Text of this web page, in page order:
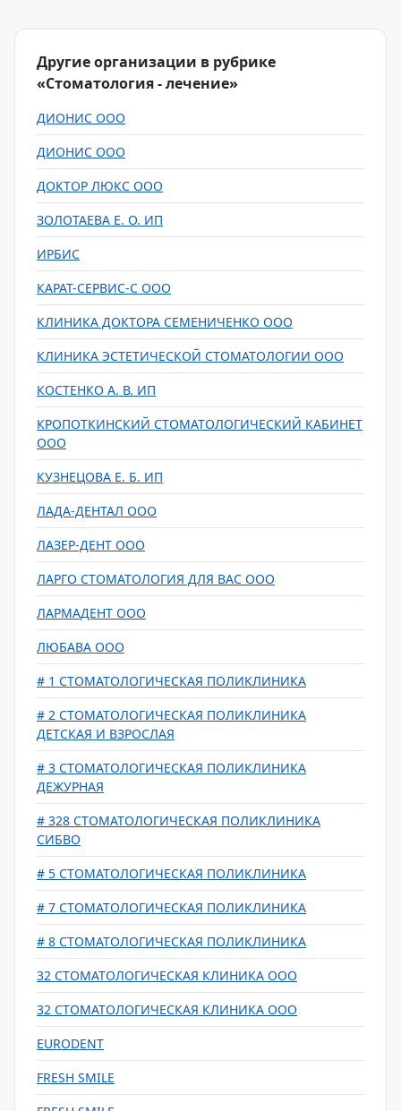
Другие организации в рубрике
«Стоматология - лечение»
ДИОНИС ООО
ДИОНИС ООО
ДОКТОР ЛЮКС ООО
ЗОЛОТАЕВА Е. О. ИП
ИРБИС
КАРАТ-СЕРВИС-С ООО
КЛИНИКА ДОКТОРА СЕМЕНИЧЕНКО ООО
КЛИНИКА ЭСТЕТИЧЕСКОЙ СТОМАТОЛОГИИ ООО
КОСТЕНКО А. В. ИП
КРОПОТКИНСКИЙ СТОМАТОЛОГИЧЕСКИЙ КАБИНЕТ
ООО
КУЗНЕЦОВА Е. Б. ИП
ЛАДА-ДЕНТАЛ ООО
ЛАЗЕР-ДЕНТ ООО
ЛАРГО СТОМАТОЛОГИЯ ДЛЯ ВАС ООО
ЛАРМАДЕНТ ООО
ЛЮБАВА ООО
# 1 СТОМАТОЛОГИЧЕСКАЯ ПОЛИКЛИНИКА
# 2 СТОМАТОЛОГИЧЕСКАЯ ПОЛИКЛИНИКА
ДЕТСКАЯ И ВЗРОСЛАЯ
# 3 СТОМАТОЛОГИЧЕСКАЯ ПОЛИКЛИНИКА
ДЕЖУРНАЯ
# 328 СТОМАТОЛОГИЧЕСКАЯ ПОЛИКЛИНИКА
СИБВО
# 5 СТОМАТОЛОГИЧЕСКАЯ ПОЛИКЛИНИКА
# 7 СТОМАТОЛОГИЧЕСКАЯ ПОЛИКЛИНИКА
# 8 СТОМАТОЛОГИЧЕСКАЯ ПОЛИКЛИНИКА
32 СТОМАТОЛОГИЧЕСКАЯ КЛИНИКА ООО
32 СТОМАТОЛОГИЧЕСКАЯ КЛИНИКА ООО
EURODENT
FRESH SMILE